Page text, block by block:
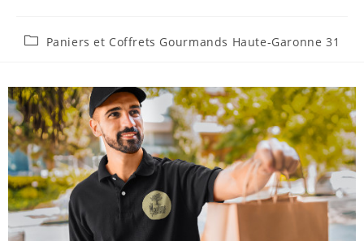
Paniers et Coffrets Gourmands Haute-Garonne 31